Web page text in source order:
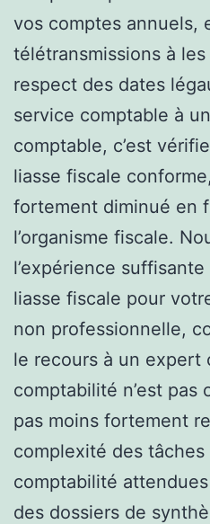
vos comptes annuels,
télétransmissions à
respect des dates
service comptable à
comptable, c’est
liasse fiscale
fortement diminué en
l’organisme fiscale.
l’expérience
liasse fiscale pour
non professionnelle,
le recours à un expert
comptabilité n’est pas
pas moins fortement
complexité des
comptabilité
des dossiers de